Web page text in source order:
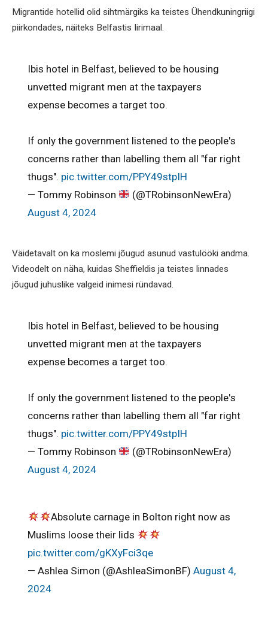
Migrantide hotellid olid sihtmärgiks ka teistes Ühendkuningriigi
piirkondades, näiteks Belfastis Iirimaal.
Ibis hotel in Belfast, believed to be housing
unvetted migrant men at the taxpayers
expense becomes a target too.
If only the government listened to the people's
concerns rather than labelling them all "far right
thugs". pic.twitter.com/PPY49stpIH
— Tommy Robinson
(@TRobinsonNewEra)
August 4, 2024
Väidetavalt on ka moslemi jõugud asunud vastulööki andma.
Videodelt on näha, kuidas Sheffieldis ja teistes linnades
jõugud juhuslike valgeid inimesi ründavad.
Ibis hotel in Belfast, believed to be housing
unvetted migrant men at the taxpayers
expense becomes a target too.
If only the government listened to the people's
concerns rather than labelling them all "far right
thugs". pic.twitter.com/PPY49stpIH
— Tommy Robinson
(@TRobinsonNewEra)
August 4, 2024
Absolute carnage in Bolton right now as
Muslims loose their lids
pic.twitter.com/gKXyFci3qe
— Ashlea Simon (@AshleaSimonBF) August 4,
2024